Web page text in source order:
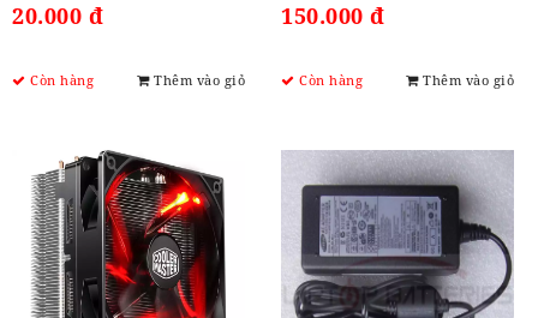
20.000 đ
Còn hàng Thêm vào giỏ
150.000 đ
Còn hàng Thêm vào giỏ